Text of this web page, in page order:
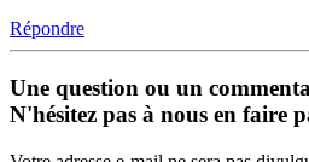
Répondre
Une question ou un
N'hésitez pas à nous en faire